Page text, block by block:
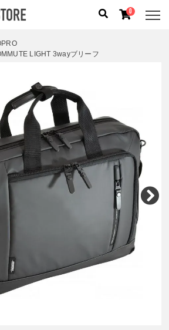
す
す
0
LIGHT 3wayブリーフ